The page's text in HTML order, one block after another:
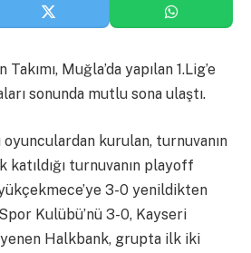
Muğla’da yapılan 1.Lig’e
sonunda mutlu sona ulaştı.
kurulan, turnuvanın
katıldığı turnuvanın playoff
3-0 yenildikten
Kulübü’nü 3-0, Kayseri
Halkbank, grupta ilk iki